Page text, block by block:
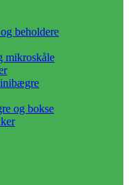
beholdere
mikroskåle
og bokse